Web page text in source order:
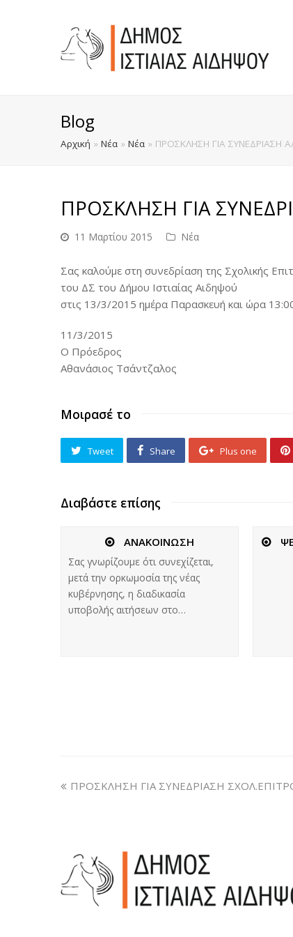
Blog
Αρχική » Νέα » Νέα » ΠΡΟΣΚΛΗΣΗ ΓΙΑ ΣΥΝΕΔΡΙΑΣΗ
ΠΡΟΣΚΛΗΣΗ ΓΙΑ
11 Μαρτίου 2015 Νέα
Σας καλούμε στη συνεδρίαση της Σχολικής
του ΔΣ του Δήμου Ιστιαίας Αιδηψού
στις 13/3/2015 ημέρα Παρασκευή και ώρα
11/3/2015
Ο Πρόεδρος
Αθανάσιος Τσάντζαλος
Μοιρασέ το
Tweet Share Plus one
Διαβάστε επίσης
ΑΝΑΚΟΙΝΩΣΗ
Σας γνωρίζουμε ότι συνεχίζεται,
μετά την ορκωμοσία της νέας
κυβέρνησης, η διαδικασία
υποβολής αιτήσεων στο…
ΠΡΟΣΚΛΗΣΗ ΓΙΑ ΣΥΝΕΔΡΙΑΣΗ